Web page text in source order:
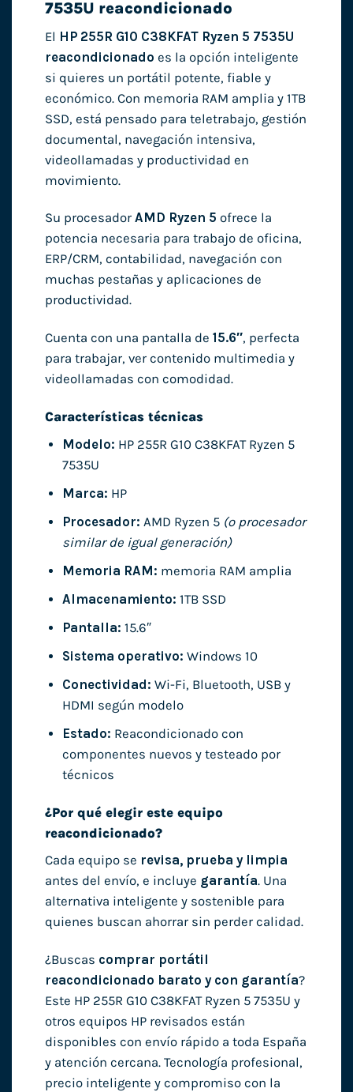
7535U reacondicionado
El HP 255R G10 C38KFAT Ryzen 5 7535U
reacondicionado es la opción inteligente
si quieres un portátil potente, fiable y
económico. Con memoria RAM amplia y 1TB
SSD, está pensado para teletrabajo, gestión
documental, navegación intensiva,
videollamadas y productividad en
movimiento.
Su procesador AMD Ryzen 5 ofrece la
potencia necesaria para trabajo de oficina,
ERP/CRM, contabilidad, navegación con
muchas pestañas y aplicaciones de
productividad.
Cuenta con una pantalla de 15.6″, perfecta
para trabajar, ver contenido multimedia y
videollamadas con comodidad.
Características técnicas
Modelo: HP 255R G10 C38KFAT Ryzen 5
7535U
Marca: HP
Procesador: AMD Ryzen 5 (o procesador
similar de igual generación)
Memoria RAM: memoria RAM amplia
Almacenamiento: 1TB SSD
Pantalla: 15.6″
Sistema operativo: Windows 10
Conectividad: Wi-Fi, Bluetooth, USB y
HDMI según modelo
Estado: Reacondicionado con
componentes nuevos y testeado por
técnicos
¿Por qué elegir este equipo
reacondicionado?
Cada equipo se revisa, prueba y limpia
antes del envío, e incluye garantía. Una
alternativa inteligente y sostenible para
quienes buscan ahorrar sin perder calidad.
¿Buscas comprar portátil
reacondicionado barato y con garantía?
Este HP 255R G10 C38KFAT Ryzen 5 7535U y
otros equipos HP revisados están
disponibles con envío rápido a toda España
y atención cercana. Tecnología profesional,
precio inteligente y compromiso con la